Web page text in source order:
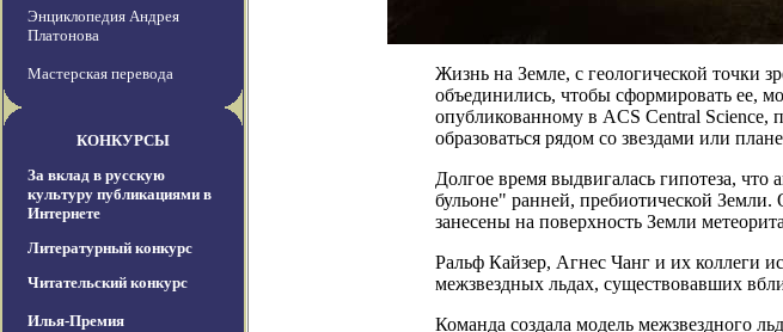
Энциклопедия Андрея
Платонова
Мастерская перевода
КОНКУРСЫ
За вклад в русскую
культуру публикациями в
Интернете
Литературный конкурс
Читательский конкурс
Илья-Премия
Жизнь на Земле, с геологической точки
объединились, чтобы сформировать ее,
опубликованному в ACS Central Science,
образоваться рядом со звездами или
Долгое время выдвигалась гипотеза,
бульоне" ранней, пребиотической Земли.
занесены на поверхность Земли
Ральф Кайзер, Агнес Чанг и их коллеги
межзвездных льдах, существовавших
Команда создала модель межзвездного